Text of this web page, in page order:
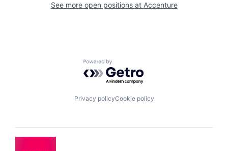
See more open positions at Accenture
Powered by Getro.com
Privacy policyCookie policy